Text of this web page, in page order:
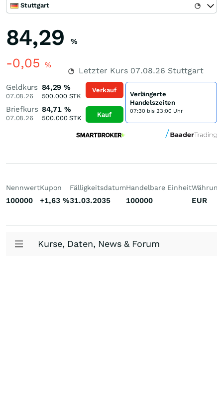
Stuttgart
84,29 %
-0,05 %
Letzter Kurs 07.08.26 Stuttgart
Geldkurs
07.08.26
84,29 %
500.000STK
Briefkurs
07.08.26
84,71 %
500.000STK
Verkauf
Kauf
Verlängerte
Handelszeiten
07:30 bis 23:00 Uhr
Nennwert
100000
Kupon
+1,63 %
Fälligkeitsdatum
31.03.2035
Handelbare Einheit
100000
Währung
EUR
Kurse, Daten, News & Forum